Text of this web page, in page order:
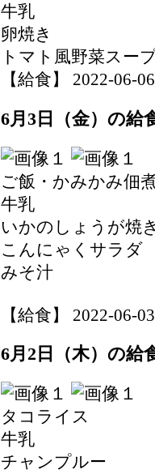
牛乳
卵焼き
トマト風野菜スー
【給食】 2022-06-
6月3日（金）の給
ご飯・かみかみ佃
牛乳
いかのしょうが焼
こんにゃくサラダ
みそ汁
【給食】 2022-06-
6月2日（木）の給
タコライス
牛乳
チャンプルー